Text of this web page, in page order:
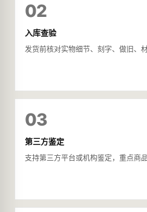
02
入库查验
发货前核对实物细节、刻字、做旧、
03
第三方鉴定
支持第三方平台或机构鉴定，重点商